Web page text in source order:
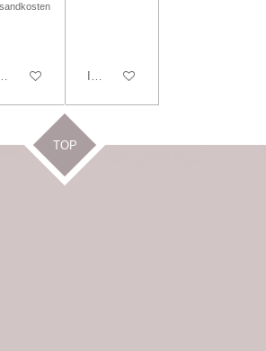
In den Warenkorb In den Warenkorb
TOP